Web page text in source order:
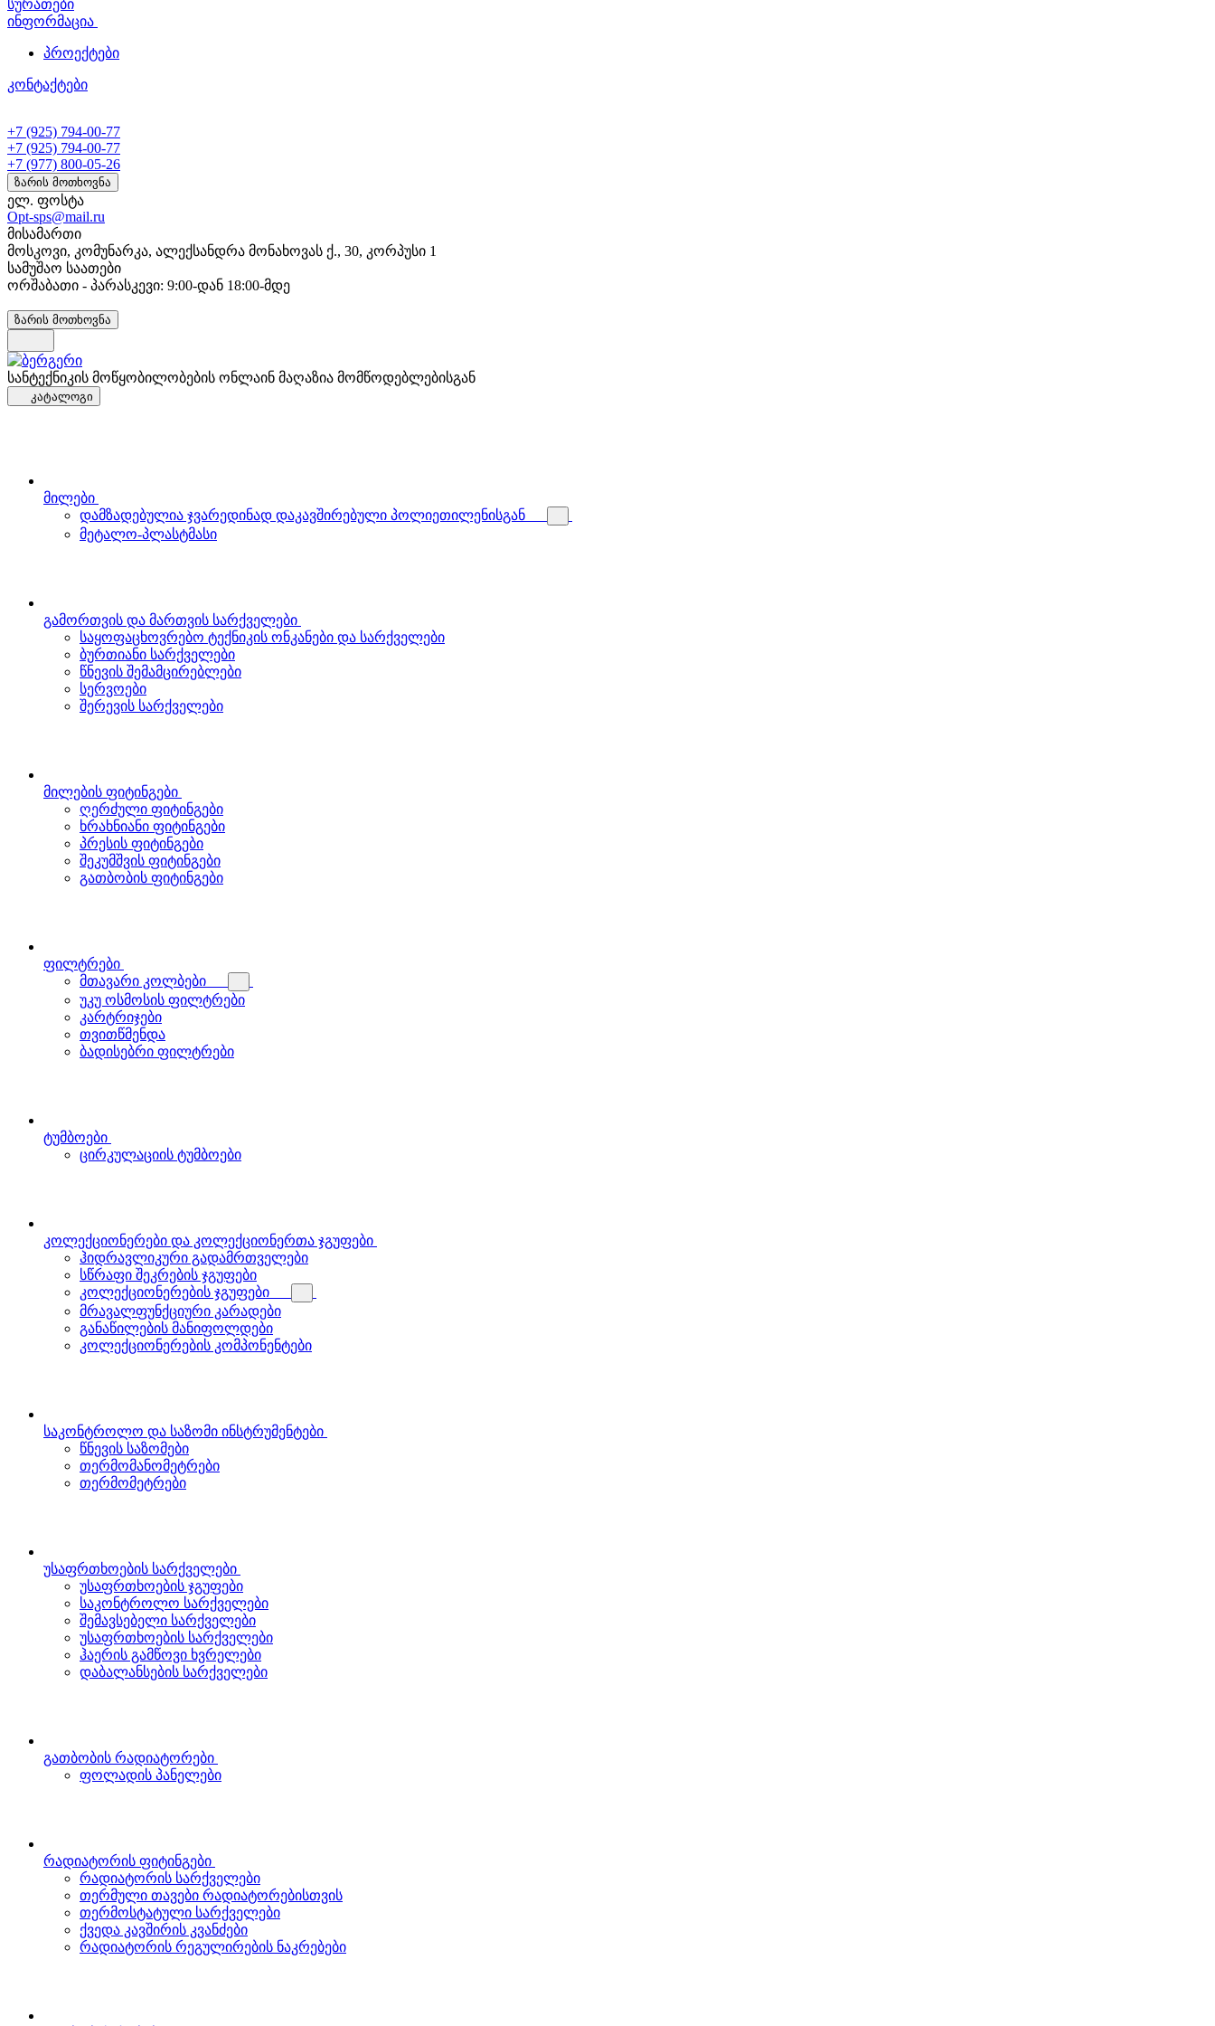
სურათები
ინფორმაცია
პროექტები
კონტაქტები
+7 (925) 794-00-77
+7 (925) 794-00-77
+7 (977) 800-05-26
ზარის მოთხოვნა
ელ. ფოსტა
Opt-sps@mail.ru
მისამართი
მოსკოვი, კომუნარკა, ალექსანდრა მონახოვას ქ., 30, კორპუსი 1
სამუშაო საათები
ორშაბათი - პარასკევი: 9:00-დან 18:00-მდე
ზარის მოთხოვნა
სანტექნიკის მოწყობილობების ონლაინ მაღაზია მომწოდებლებისგან
კატალოგი
მილები
დამზადებულია ჯვარედინად დაკავშირებული პოლიეთილენისგან
მეტალო-პლასტმასი
გამორთვის და მართვის სარქველები
საყოფაცხოვრებო ტექნიკის ონკანები და სარქველები
ბურთიანი სარქველები
წნევის შემამცირებლები
სერვოები
შერევის სარქველები
მილების ფიტინგები
ღერძული ფიტინგები
ხრახნიანი ფიტინგები
პრესის ფიტინგები
შეკუმშვის ფიტინგები
გათბობის ფიტინგები
ფილტრები
მთავარი კოლბები
უკუ ოსმოსის ფილტრები
კარტრიჯები
თვითწმენდა
ბადისებრი ფილტრები
ტუმბოები
ცირკულაციის ტუმბოები
კოლექციონერები და კოლექციონერთა ჯგუფები
ჰიდრავლიკური გადამრთველები
სწრაფი შეკრების ჯგუფები
კოლექციონერების ჯგუფები
მრავალფუნქციური კარადები
განაწილების მანიფოლდები
კოლექციონერების კომპონენტები
საკონტროლო და საზომი ინსტრუმენტები
წნევის საზომები
თერმომანომეტრები
თერმომეტრები
უსაფრთხოების სარქველები
უსაფრთხოების ჯგუფები
საკონტროლო სარქველები
შემავსებელი სარქველები
უსაფრთხოების სარქველები
ჰაერის გამწოვი ხვრელები
დაბალანსების სარქველები
გათბობის რადიატორები
ფოლადის პანელები
რადიატორის ფიტინგები
რადიატორის სარქველები
თერმული თავები რადიატორებისთვის
თერმოსტატული სარქველები
ქვედა კავშირის კვანძები
რადიატორის რეგულირების ნაკრებები